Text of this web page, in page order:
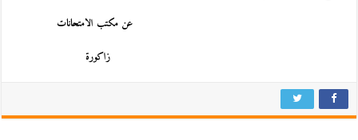
عن مكتب الامتحانات
زاكورة